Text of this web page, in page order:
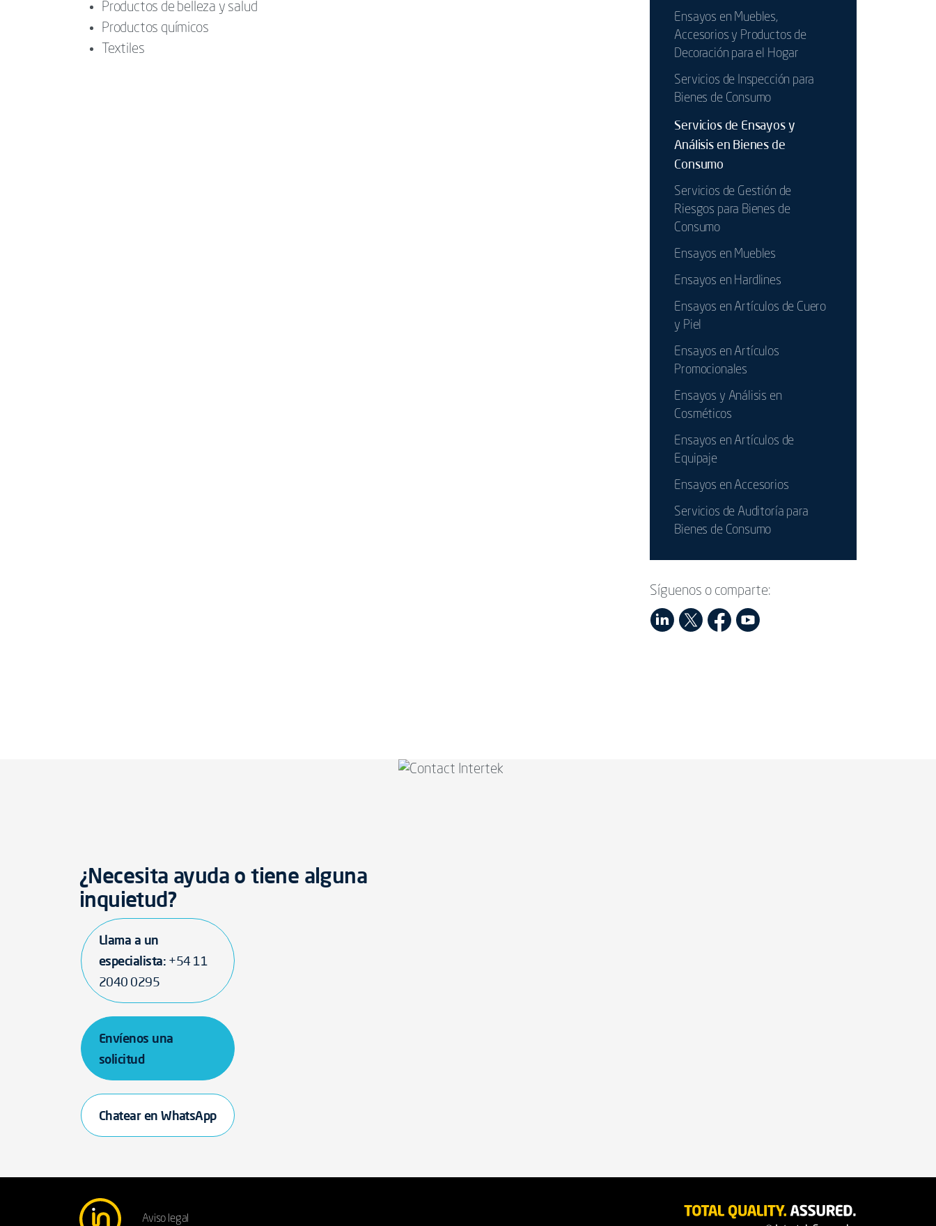
Productos de belleza y salud
Productos químicos
Textiles
Ensayos en Muebles,
Accesorios y Productos de
Decoración para el Hogar
Servicios de Inspección para
Bienes de Consumo
Servicios de Ensayos y
Análisis en Bienes de
Consumo
Servicios de Gestión de
Riesgos para Bienes de
Consumo
Ensayos en Muebles
Ensayos en Hardlines
Ensayos en Artículos de Cuero
y Piel
Ensayos en Artículos
Promocionales
Ensayos y Análisis en
Cosméticos
Ensayos en Artículos de
Equipaje
Ensayos en Accesorios
Servicios de Auditoría para
Bienes de Consumo
Síguenos o comparte:
¿Necesita ayuda o tiene alguna
inquietud?
Llama a un
especialista: +54 11
2040 0295
Envíenos una
solicitud
Chatear en WhatsApp
Aviso legal